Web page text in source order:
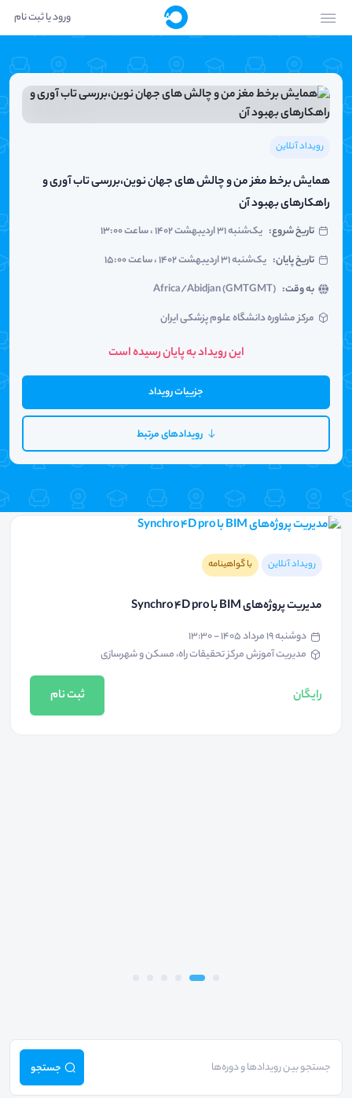
ورود یا ثبت نام
رویداد آنلاین
همایش برخط مغز من و چالش های جهان نوین،بررسی تاب آوری و
راهکارهای بهبود آن
تاریخ شروع: یک‌شنبه ۳۱ اردیبهشت ۱۴۰۲ ، ساعت ۱۳:۰۰
تاریخ پایان: یک‌شنبه ۳۱ اردیبهشت ۱۴۰۲ ، ساعت ۱۵:۰۰
به وقت:
Africa/Abidjan (GMTGMT)
مرکز مشاوره دانشگاه علوم پزشکی ایران
این رویداد به پایان رسیده است
جزییات رویداد
رویدادهای مرتبط
رویداد آنلاین با گواهینامه
مدیریت پروژه‌های BIM با Synchro 4D pro
دوشنبه ۱۹ مرداد ۱۴۰۵ - ۱۳:۳۰
مدیریت آموزش مرکز تحقیقات راه، مسکن و شهرسازی
رایگان ثبت نام
جستجو